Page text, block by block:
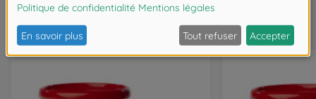
Souvent achetés ensemble